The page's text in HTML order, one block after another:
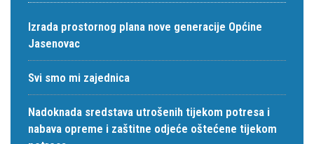
Izrada prostornog plana nove generacije Općine
Jasenovac
Svi smo mi zajednica
Nadoknada sredstava utrošenih tijekom potresa i
nabava opreme i zaštitne odjeće oštećene tijekom